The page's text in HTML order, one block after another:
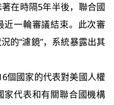
在時隔5年半後，聯合國
近一輪審議結束。此次審
的“濾鏡”，系統暴露出其
國家的代表對美國人權
家代表和有關聯合國機構